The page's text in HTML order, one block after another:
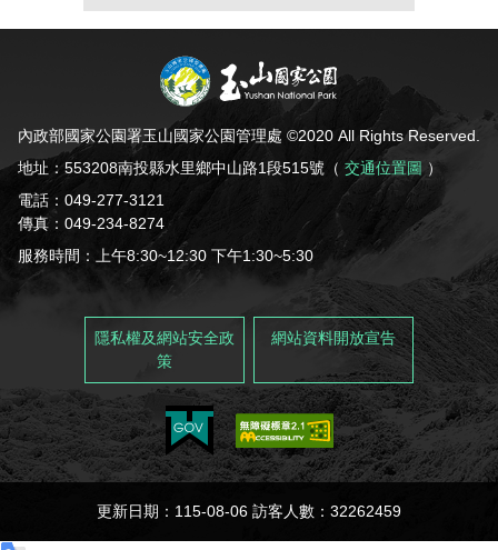
內政部國家公園署玉山國家公園管理處 ©2020 All Rights Reserved.
地址：553208南投縣水里鄉中山路1段515號（ 交通位置圖 ）
電話：049-277-3121
傳真：049-234-8274
服務時間：上午8:30~12:30 下午1:30~5:30
隱私權及網站安全政
策
網站資料開放宣告
更新日期：115-08-06 訪客人數：32262459